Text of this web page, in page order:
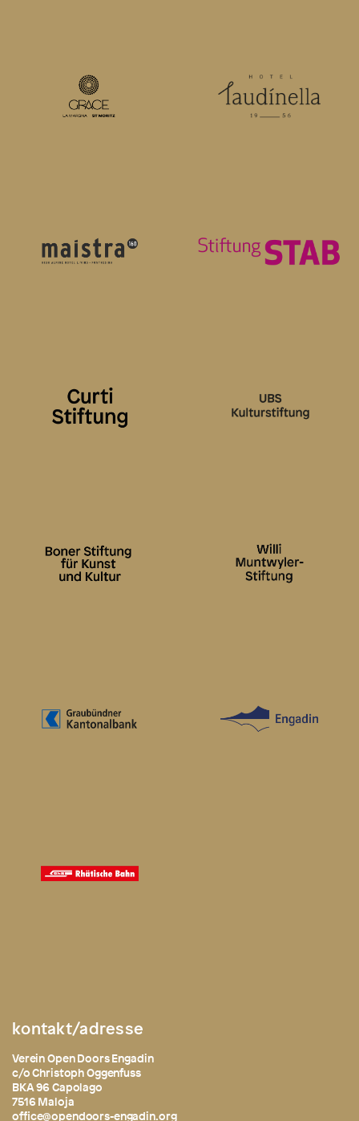
kontakt/adresse
Verein Open Doors Engadin
c/o Christoph Oggenfuss
BKA 96 Capolago
7516 Maloja
office@opendoors-engadin.org